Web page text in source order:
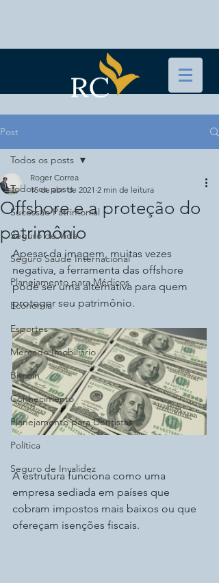
Post
Todos os posts
Sucessão Patrimonial
Seguro de Vida
Seguro Saúde Internacional
Planejamento para Médicos
Economia
Esportes
Mercado Imobiliário
Bitcoin
Conhecimento
Planejamento para Dentistas
Política
Seguro de Invalidez
Todos os posts
Offshore e a proteção do
patrimônio
Roger Correa
15 de abr. de 2021 2 min de leitura
Apesar da imagem, muitas vezes
negativa, a ferramenta das offshore
pode ser uma alternativa para quem
proteger seu patrimônio.
A estrutura funciona como uma
empresa sediada em países que
cobram impostos mais baixos ou que
ofereçam isenções fiscais.